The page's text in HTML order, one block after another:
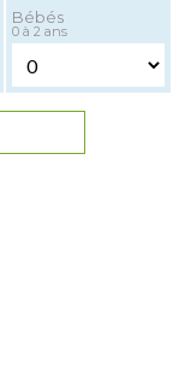
Bébés
0 à 2 ans